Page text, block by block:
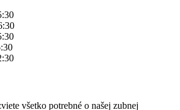
všetko potrebné o našej zubnej